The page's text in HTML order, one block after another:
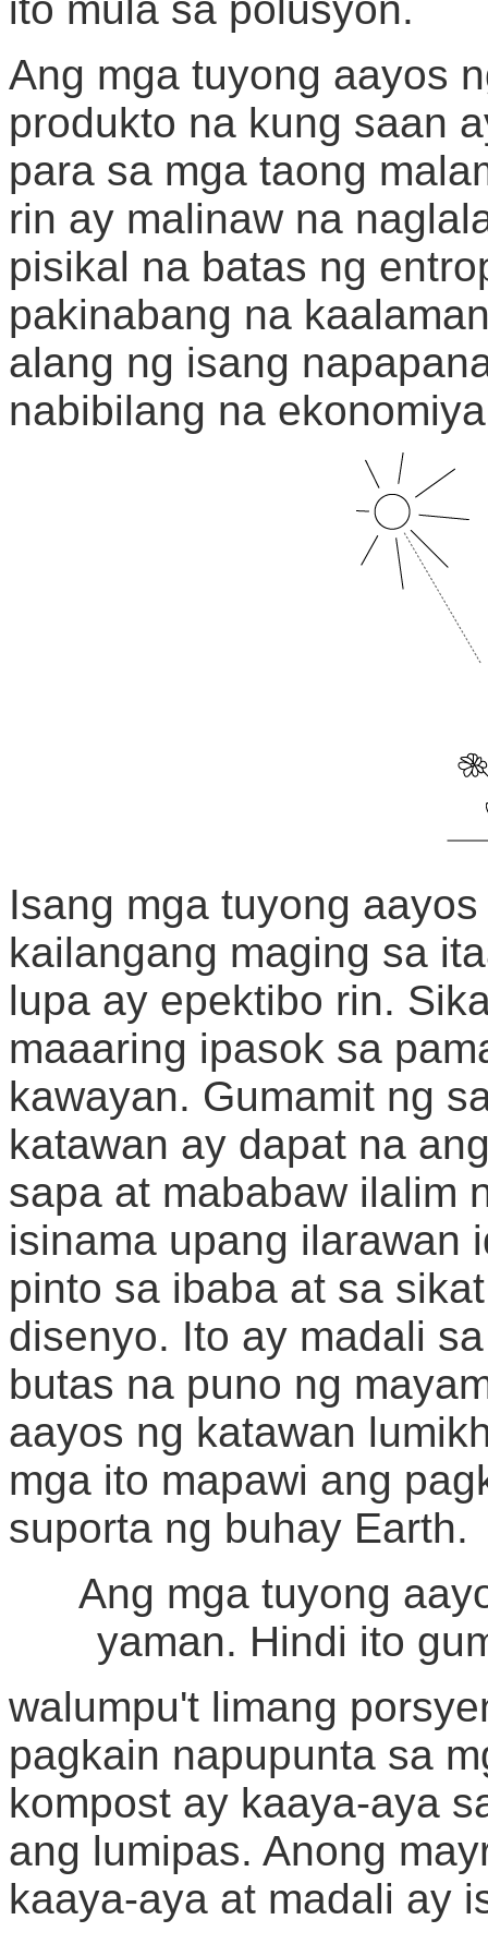
Ang mga tuyong aayos
produkto na kung saan
para sa mga taong
rin ay malinaw na
pisikal na batas ng
pakinabang na
alang ng isang
nabibilang na
Isang mga tuyong
kailangang maging sa
lupa ay epektibo rin.
maaaring ipasok sa
kawayan. Gumamit ng
katawan ay dapat na
sapa at mababaw ilalim
isinama upang ilarawan
pinto sa ibaba at sa
disenyo. Ito ay madali
butas na puno ng
aayos ng katawan
mga ito mapawi ang
suporta ng buhay Earth.
Ang mga tuyong
yaman. Hindi ito
walumpu't limang
pagkain napupunta sa
kompost ay kaaya-aya
ang lumipas. Anong
kaaya-aya at madali ay